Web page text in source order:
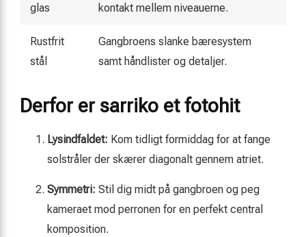
glas
kontakt mellem niveauerne.
Rustfrit
stål
Gangbroens slanke bæresystem
samt håndlister og detaljer.
Derfor er sarriko et fotohit
Lysindfaldet: Kom tidligt formiddag for at fange
solstråler der skærer diagonalt gennem atriet.
Symmetri: Stil dig midt på gangbroen og peg
kameraet mod perronen for en perfekt central
komposition.